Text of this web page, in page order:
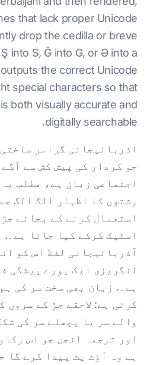
that lack proper Unicode
drop the cedilla or breve
into S, Ğ into G, or Ə into a
the correct Unicode
special characters so that
both visually accurate and
digitally searchable.
آذربائیجانی گرامر
جو کردار کی پیش کش سے
اجتماعی زبان ہے، مطلب
رشتوں کا اظہار الگ الگ
استعمال کرنے کے بجائے جڑ
اسٹیک کرکے کیا جاتا ہے۔.
آذربائیجانی لفظ اس کو
انگریزی ایک پورے پیشگی
ہے۔. زبان بھی سخت سر کی
کرتی ہے: لاحقے جڑ کے سروں
والے سر یا پچھلے سر کی
اور ترجمہ انجن جو اس
ہے وہ آؤٹ پٹ پیدا کرے گا